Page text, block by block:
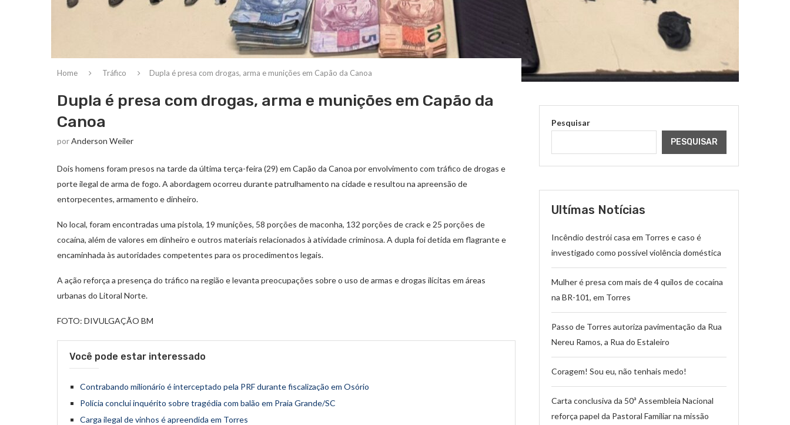
Home Tráfico Dupla é presa com drogas, arma e munições em Capão da Canoa
Dupla é presa com drogas, arma e munições em Capão da
Canoa
porAnderson Weiler
Dois homens foram presos na tarde da última terça-feira (29) em Capão da Canoa por envolvimento com tráfico de drogas e
porte ilegal de arma de fogo. A abordagem ocorreu durante patrulhamento na cidade e resultou na apreensão de
entorpecentes, armamento e dinheiro.
No local, foram encontradas uma pistola, 19 munições, 58 porções de maconha, 132 porções de crack e 25 porções de
cocaína, além de valores em dinheiro e outros materiais relacionados à atividade criminosa. A dupla foi detida em flagrante e
encaminhada às autoridades competentes para os procedimentos legais.
A ação reforça a presença do tráfico na região e levanta preocupações sobre o uso de armas e drogas ilícitas em áreas
urbanas do Litoral Norte.
FOTO: DIVULGAÇÃO BM
Você pode estar interessado
Contrabando milionário é interceptado pela PRF durante fiscalização em Osório
Polícia conclui inquérito sobre tragédia com balão em Praia Grande/SC
Carga ilegal de vinhos é apreendida em Torres
Pesquisar
PESQUISAR
Ultímas Notícias
Incêndio destrói casa em Torres e caso é
investigado como possível violência doméstica
Mulher é presa com mais de 4 quilos de cocaína
na BR-101, em Torres
Passo de Torres autoriza pavimentação da Rua
Nereu Ramos, a Rua do Estaleiro
Coragem! Sou eu, não tenhais medo!
Carta conclusiva da 50ª Assembleia Nacional
reforça papel da Pastoral Familiar na missão